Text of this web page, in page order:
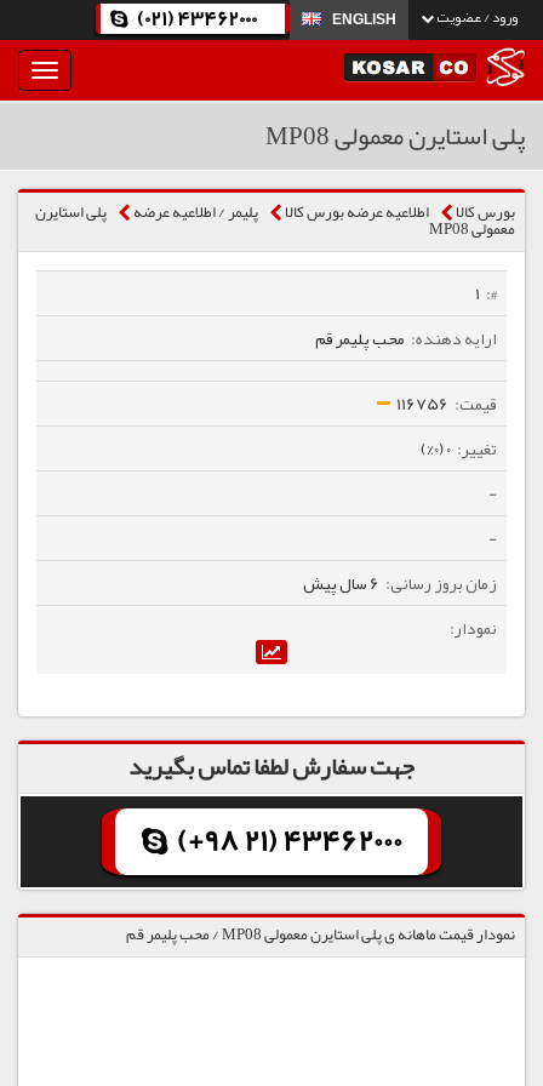
ورود / عضویت ENGLISH
(021) 43462000
بار
و
پلی استایرن معمولی MP08
بورس کالا اطلاعیه عرضه بورس کالا پلیمر / اطلاعیه عرضه پلی استایرن
معمولی MP08
1
محب پلیمر قم
116756
0 (0%)
-
-
6 سال پیش
جهت سفارش لطفا تماس بگیرید
(+98 21) 43462000
نمودار قیمت ماهانه ی پلی استایرن معمولی MP08 / محب پلیمر قم